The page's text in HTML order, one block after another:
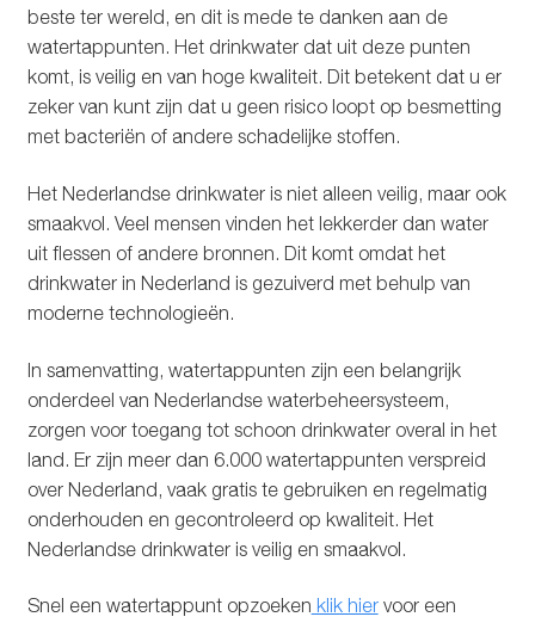
beste ter wereld, en dit is mede te danken aan de
watertappunten. Het drinkwater dat uit deze punten
komt, is veilig en van hoge kwaliteit. Dit betekent dat u er
zeker van kunt zijn dat u geen risico loopt op besmetting
met bacteriën of andere schadelijke stoffen.
Het Nederlandse drinkwater is niet alleen veilig, maar ook
smaakvol. Veel mensen vinden het lekkerder dan water
uit flessen of andere bronnen. Dit komt omdat het
drinkwater in Nederland is gezuiverd met behulp van
moderne technologieën.
In samenvatting, watertappunten zijn een belangrijk
onderdeel van Nederlandse waterbeheersysteem,
zorgen voor toegang tot schoon drinkwater overal in het
land. Er zijn meer dan 6.000 watertappunten verspreid
over Nederland, vaak gratis te gebruiken en regelmatig
onderhouden en gecontroleerd op kwaliteit. Het
Nederlandse drinkwater is veilig en smaakvol.
Snel een watertappunt opzoeken klik hiervoor een